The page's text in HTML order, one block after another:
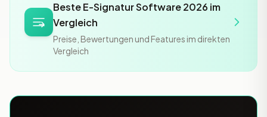
Beste E-Signatur Software 2026 im
Vergleich
Preise, Bewertungen und Features im direkten
Vergleich